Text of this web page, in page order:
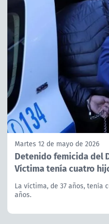
Martes 12 de mayo de 2026
Detenido femicida del
Víctima tenía cuatro
La víctima, de 37 años, tenía
años.